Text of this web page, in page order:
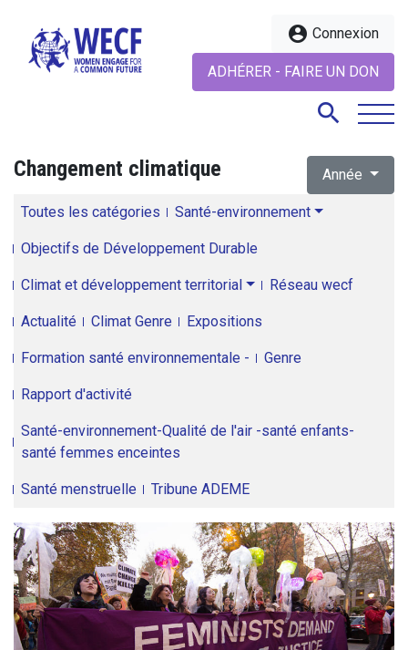
account_circle Connexion
ADHÉRER - FAIRE UN DON
search
Changement climatique Année
Toutes les catégories Santé-environnement
Objectifs de Développement Durable
Climat et développement territorial Réseau wecf
Actualité Climat Genre Expositions
Formation santé environnementale - Genre
Rapport d'activité
Santé-environnement-Qualité de l'air -santé enfants-
santé femmes enceintes
Santé menstruelle Tribune ADEME